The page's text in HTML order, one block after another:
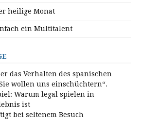
heilige Monat
ein Multitalent
das Verhalten des spanischen
wollen uns einschüchtern“.
Warum legal spielen in
ist
bei seltenem Besuch